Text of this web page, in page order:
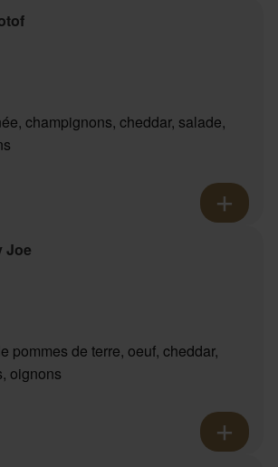
champignons, cheddar, salade,
Joe
pommes de terre, oeuf, cheddar,
oignons